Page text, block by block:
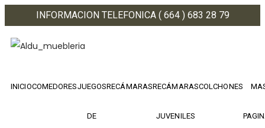
INFORMACION TELEFONICA ( 664 ) 683 28 79
INICIOCOMEDORESJUEGOS
DE
RECÁMARASRECÁMARAS
JUVENILES
COLCHONES